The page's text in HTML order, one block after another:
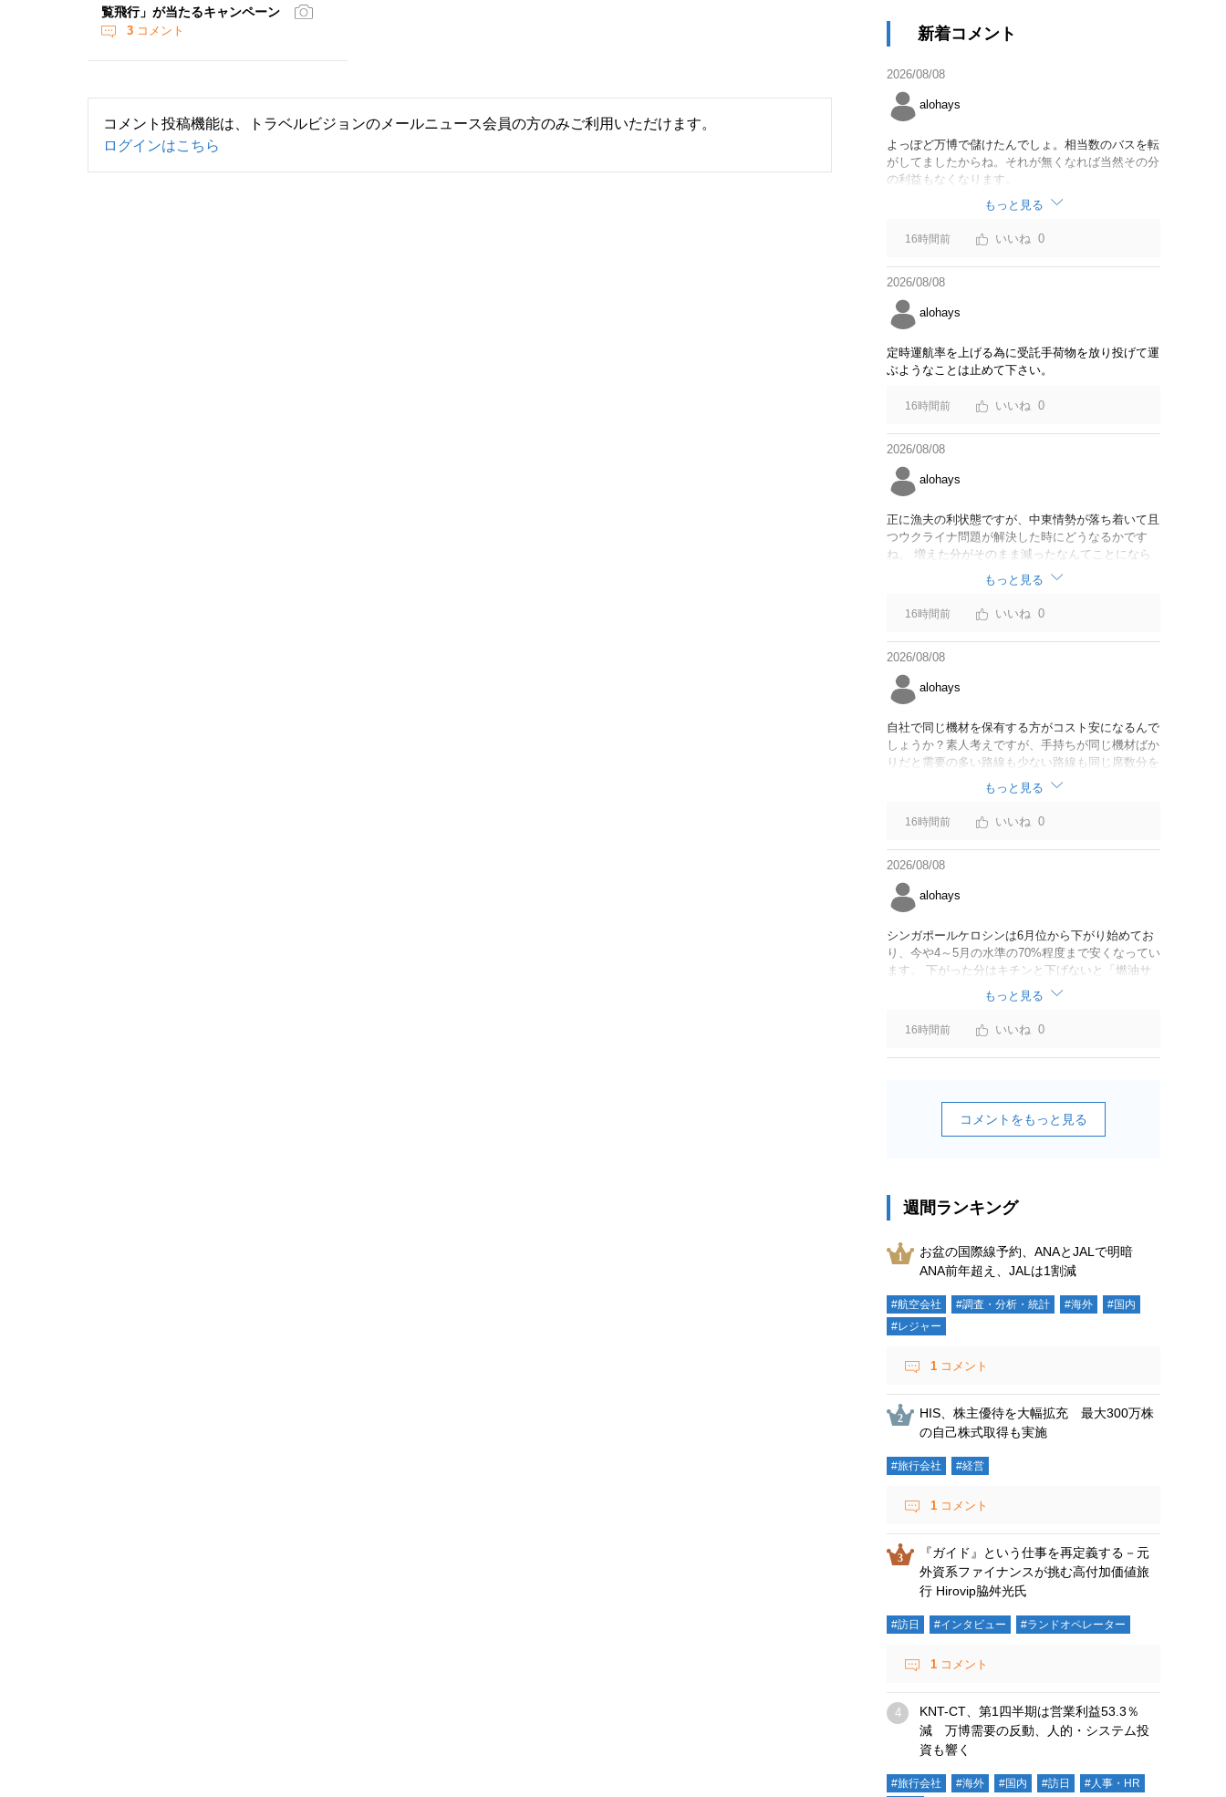
覧飛行」が当たるキャンペーン
3 コメント
コメント投稿機能は、トラベルビジョンのメールニュース会員の方のみご利用いただけます。
ログインはこちら
新着コメント
2026/08/08
alohays
よっぽど万博で儲けたんでしょ。相当数のバスを転
がしてましたからね。それが無くなれば当然その分
の利益もなくなります。
もっと見る
16時間前 0
2026/08/08
alohays
定時運航率を上げる為に受託手荷物を放り投げて運
ぶようなことは止めて下さい。
16時間前 0
2026/08/08
alohays
正に漁夫の利状態ですが、中東情勢が落ち着いて且
つウクライナ問題が解決した時にどうなるかです
ね。 増えた分がそのまま減ったなんてことになら
なければいいですが。
もっと見る
16時間前 0
2026/08/08
alohays
自社で同じ機材を保有する方がコスト安になるんで
しょうか？素人考えですが、手持ちが同じ機材ばか
りだと需要の多い路線も少ない路線も同じ席数分を
供給することになるので、需要が多い路線には大型
機材を当て、少ない路線には小型機材を当てるな
ど、席数を調整するにはリース契約の方が対応しや
すいと思いました。
もっと見る
16時間前 0
2026/08/08
alohays
シンガポールケロシンは6月位から下がり始めてお
り、今や4～5月の水準の70%程度まで安くなってい
ます。 下がった分はキチンと下げないと「燃油サ
ーチャージ＝利益」と判断されますよ。
もっと見る
16時間前 0
コメントをもっと見る
週間ランキング
お盆の国際線予約、ANAとJALで明暗
ANA前年超え、JALは1割減
#航空会社 #調査・分析・統計 #海外
#国内
#レジャー
1 コメント
HIS、株主優待を大幅拡充 最大300万株
の自己株式取得も実施
#旅行会社 #経営
1 コメント
『ガイド』という仕事を再定義する－元
外資系ファイナンスが挑む高付加価値旅
行 Hirovip脇舛光氏
#訪日 #インタビュー #ランドオペレーター
1 コメント
KNT-CT、第1四半期は営業利益53.3％
減 万博需要の反動、人的・システム投
資も響く
#旅行会社 #海外 #国内 #訪日 #人事・HR